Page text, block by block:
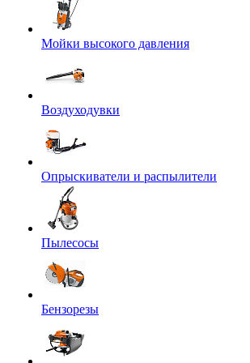
Мойки высокого давления
Воздуходувки
Опрыскиватели и распылители
Пылесосы
Бензорезы